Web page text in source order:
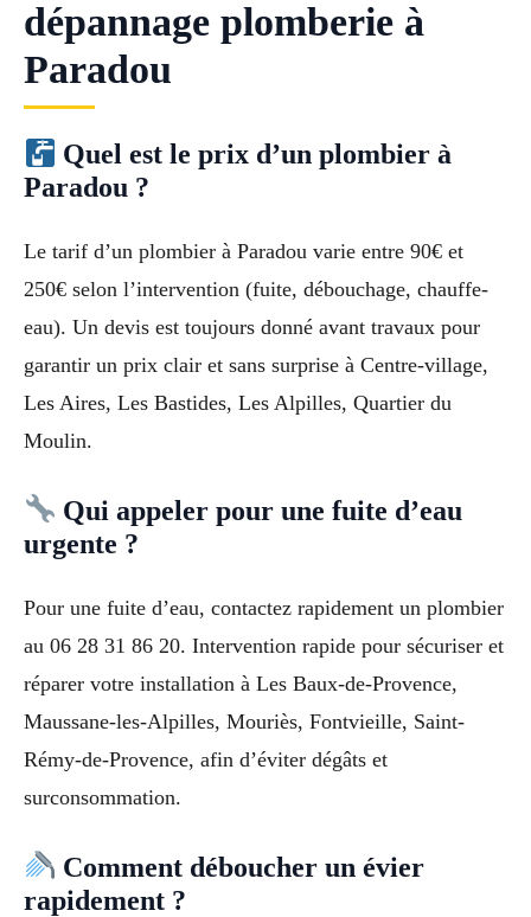
dépannage plomberie à
Paradou
Quel est le prix d’un plombier à
Paradou ?
Le tarif d’un plombier à Paradou varie entre 90€ et
250€ selon l’intervention (fuite, débouchage, chauffe-
eau). Un devis est toujours donné avant travaux pour
garantir un prix clair et sans surprise à Centre-village,
Les Aires, Les Bastides, Les Alpilles, Quartier du
Moulin.
Qui appeler pour une fuite d’eau
urgente ?
Pour une fuite d’eau, contactez rapidement un plombier
au 06 28 31 86 20. Intervention rapide pour sécuriser et
réparer votre installation à Les Baux-de-Provence,
Maussane-les-Alpilles, Mouriès, Fontvieille, Saint-
Rémy-de-Provence, afin d’éviter dégâts et
surconsommation.
Comment déboucher un évier
rapidement ?